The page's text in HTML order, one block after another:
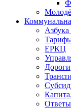
ЕРКЦ
Дороги